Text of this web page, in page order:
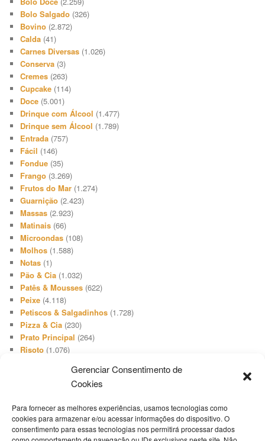
Gerenciar Consentimento de
Cookies
Para fornecer as melhores experiências, usamos tecnologias como
cookies para armazenar e/ou acessar informações do dispositivo. O
consentimento para essas tecnologias nos permitirá processar dados
Bolo Salgado (326)
Bovino (2.872)
Calda (41)
Carnes Diversas (1.026)
Conserva (3)
Cremes (263)
Cupcake (114)
Doce (5.001)
Drinque com Álcool (1.477)
Drinque sem Álcool (1.789)
Entrada (757)
Fácil (146)
Fondue (35)
Frango (3.269)
Frutos do Mar (1.274)
Guarnição (2.423)
Massas (2.923)
Matinais (66)
Microondas (108)
Molhos (1.588)
Notas (1)
Pão & Cia (1.032)
Patês & Mousses (622)
Peixe (4.118)
Petiscos & Salgadinhos (1.728)
Pizza & Cia (230)
Prato Principal (264)
Risoto (1.076)
(66)
Sanduíches & Lanches
Sopa & Cia(2.731)
Sorvete(416)
Suíno(1.503)